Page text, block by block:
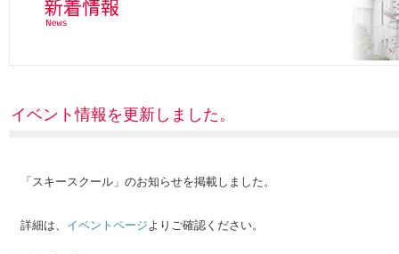
イベント情報を更新しました。
「スキースクール」のお知らせを掲載しました。
詳細は、 イベントページよりご確認ください。